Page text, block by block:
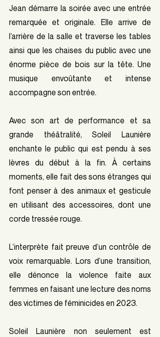
Jean démarre la soirée avec une entrée
remarquée et originale. Elle arrive de
l’arrière de la salle et traverse les tables
ainsi que les chaises du public avec une
énorme pièce de bois sur la tête. Une
musique envoûtante et intense
accompagne son entrée.
Avec son art de performance et sa
grande théâtralité, Soleil Launière
enchante le public qui est pendu à ses
lèvres du début à la fin. À certains
moments, elle fait des sons étranges qui
font penser à des animaux et gesticule
en utilisant des accessoires, dont une
corde tressée rouge.
L’interprète fait preuve d’un contrôle de
voix remarquable. Lors d’une transition,
elle dénonce la violence faite aux
femmes en faisant une lecture des noms
des victimes de féminicides en 2023.
Soleil Launière non seulement est